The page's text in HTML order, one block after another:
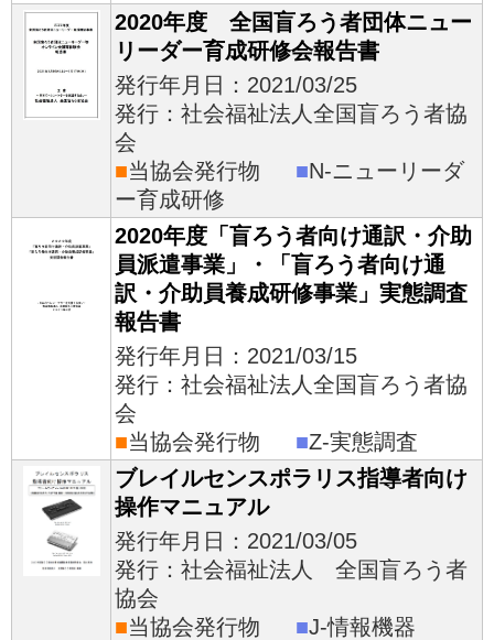
2020年度 全国盲ろう者団体ニュー
リーダー育成研修会報告書
発行年月日：2021/03/25
発行：社会福祉法人全国盲ろう者協
会
■当協会発行物 ■N-ニューリーダ
ー育成研修
2020年度「盲ろう者向け通訳・介助
員派遣事業」・「盲ろう者向け通
訳・介助員養成研修事業」実態調査
報告書
発行年月日：2021/03/15
発行：社会福祉法人全国盲ろう者協
会
■当協会発行物 ■Z-実態調査
ブレイルセンスポラリス指導者向け
操作マニュアル
発行年月日：2021/03/05
発行：社会福祉法人 全国盲ろう者
協会
■当協会発行物 ■J-情報機器